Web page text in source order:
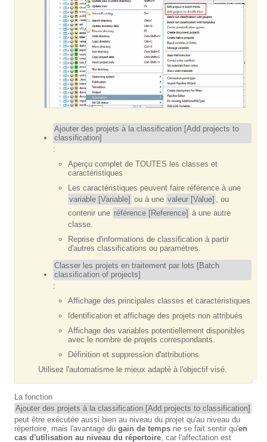
Ajouter des projets à la classification [Add projects to
classification]
:
Aperçu complet de TOUTES les classes et
caractéristiques
Les caractéristiques peuvent faire référence à une
variable [Variable] ou à une valeur [Value] , ou
contenir une référence [Reference] à une autre
classe.
Reprise d'informations de classification à partir
d'autres classifications ou paramètres.
Classer les projets en traitement par lots [Batch
classification of projects]
:
Affichage des principales classes et caractéristiques
Identification et affichage des projets non attribués
Affichage des variables potentiellement disponibles
avec le nombre de projets correspondants.
Définition et suppression d'attributions
Utilisez l'automatisme le mieux adapté à l'objectif visé.
La fonction
Ajouter des projets à la classification [Add projects to classification]
peut être exécutée aussi bien au niveau du projet qu'au niveau du
répertoire, mais l'avantage du gain de temps ne se fait sentir qu'en
cas d'utilisation au niveau du répertoire, car l'affectation est